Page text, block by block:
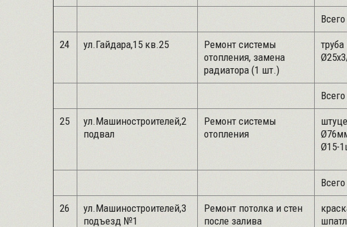
24 ул.Гайдара,15 кв.25
Ремонт системы
отопления, замена
радиатора (1 шт.)
25
ул.Машиностроителей,2
подвал
Ремонт системы
отопления
26
ул.Машиностроителей,3
подъезд №1
Ремонт потолка и стен
после залива